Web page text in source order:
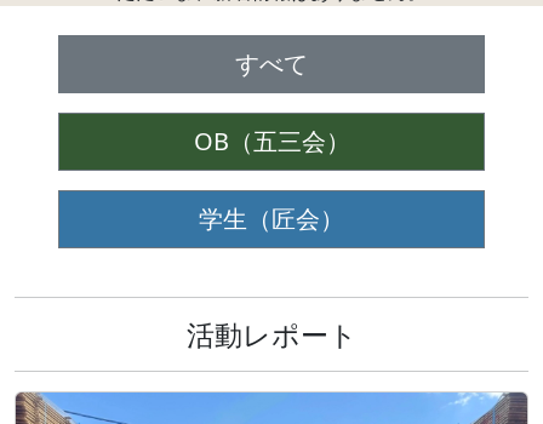
すべて
OB（五三会）
学生（匠会）
活動レポート